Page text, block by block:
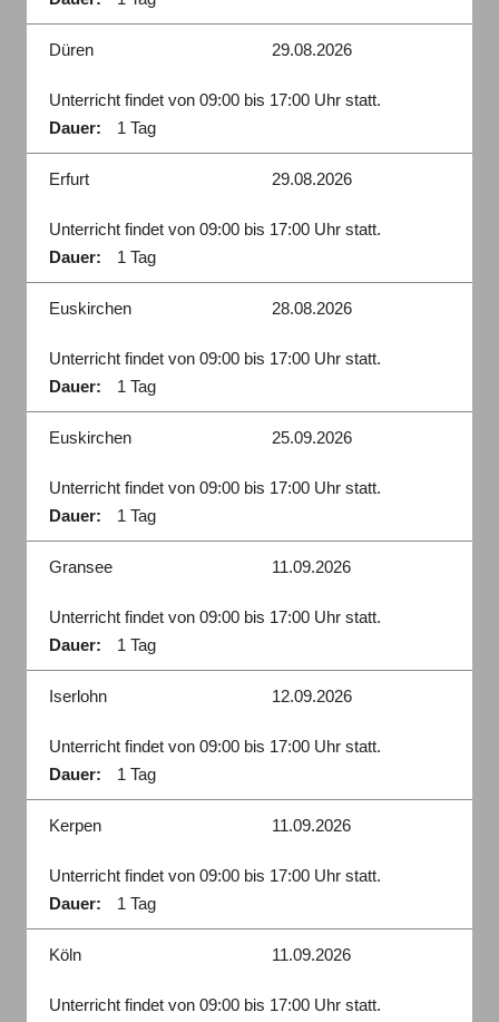
Düren 29.08.2026
Unterricht findet von 09:00 bis 17:00 Uhr statt.
Dauer:
1 Tag
Erfurt 29.08.2026
Unterricht findet von 09:00 bis 17:00 Uhr statt.
Dauer:
1 Tag
Euskirchen 28.08.2026
Unterricht findet von 09:00 bis 17:00 Uhr statt.
Dauer:
1 Tag
Euskirchen 25.09.2026
Unterricht findet von 09:00 bis 17:00 Uhr statt.
Dauer:
1 Tag
Gransee 11.09.2026
Unterricht findet von 09:00 bis 17:00 Uhr statt.
Dauer:
1 Tag
Iserlohn 12.09.2026
Unterricht findet von 09:00 bis 17:00 Uhr statt.
Dauer:
1 Tag
Kerpen 11.09.2026
Unterricht findet von 09:00 bis 17:00 Uhr statt.
Dauer:
1 Tag
Köln 11.09.2026
Unterricht findet von 09:00 bis 17:00 Uhr statt.